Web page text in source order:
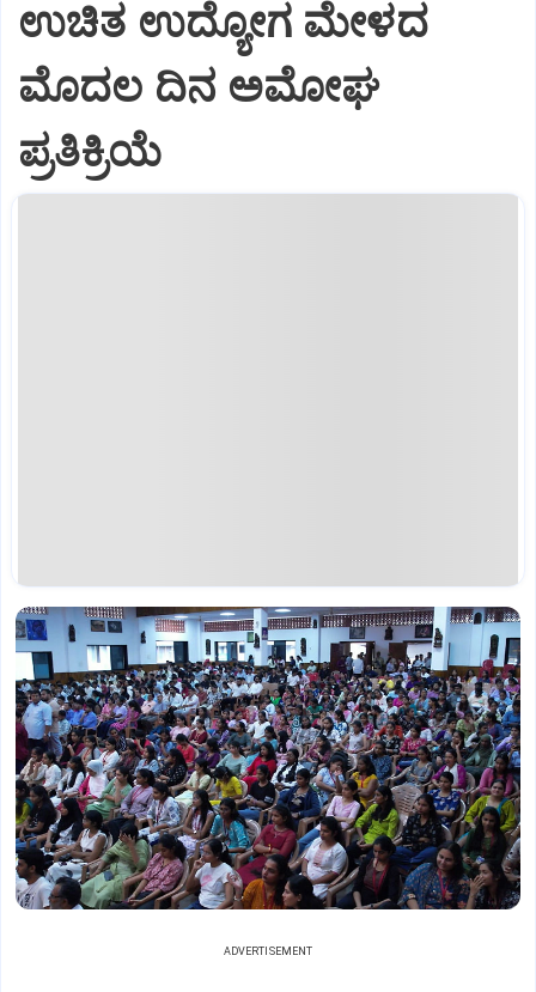
ಉಚಿತ ಉದ್ಯೋಗ ಮೇಳದ
ಮೊದಲ ದಿನ ಅಮೋಘ
ಪ್ರತಿಕ್ರಿಯೆ
ADVERTISEMENT